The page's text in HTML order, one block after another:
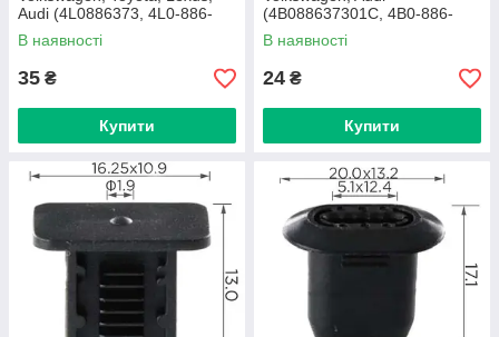
Audi (4L0886373, 4L0-886-
373, 14849) (C1569)
В наявності
35 ₴
Купити
(4B088637301C, 4B0-886-
373, 4B0886373, 14850)
(C1570)
В наявності
24 ₴
Купити